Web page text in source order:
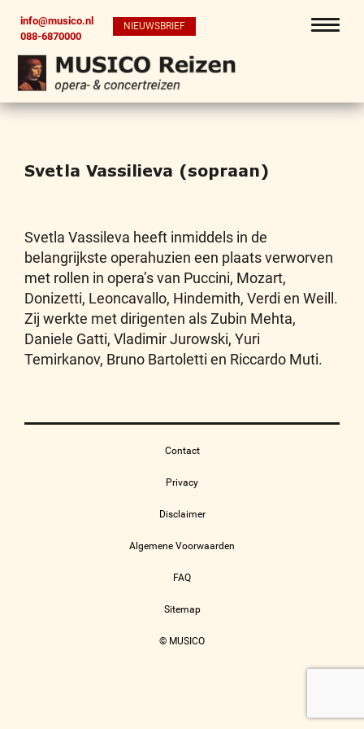
info@musico.nl
088-6870000
NIEUWSBRIEF
Svetla Vassilieva (sopraan)
Svetla Vassileva heeft inmiddels in de
belangrijkste operahuzien een plaats verworven
met rollen in opera’s van Puccini, Mozart,
Donizetti, Leoncavallo, Hindemith, Verdi en Weill.
Zij werkte met dirigenten als Zubin Mehta,
Daniele Gatti, Vladimir Jurowski, Yuri
Temirkanov, Bruno Bartoletti en Riccardo Muti.
Contact
Privacy
Disclaimer
Algemene Voorwaarden
FAQ
Sitemap
© MUSICO